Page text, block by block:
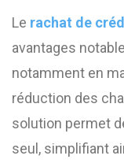
Le rachat de
avantages
notamment en
réduction des
solution permet
seul, simplifiant